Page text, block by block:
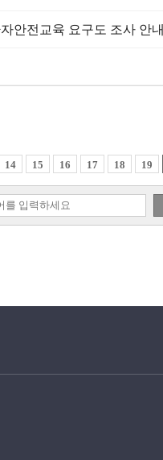
안전교육 요구도 조사 안내
14 15 16 17 18 19